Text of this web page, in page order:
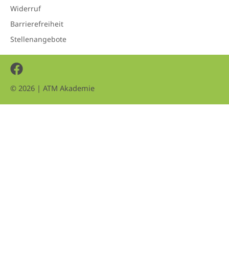
Widerruf
Barrierefreiheit
Stellenangebote
© 2026 | ATM Akademie
Facebook